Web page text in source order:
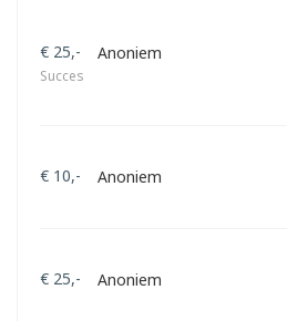
€ 25,- Anoniem
Succes
€ 10,- Anoniem
€ 25,- Anoniem